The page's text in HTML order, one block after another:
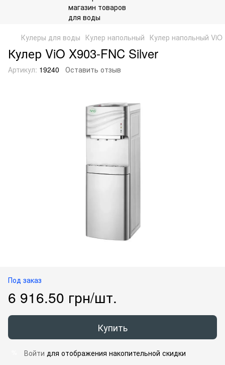
Кулеры для воды Кулер напольный Кулер напольный ViO
Кулер ViO X903-FNC Silver
Артикул: 19240 Оставить отзыв
Под заказ
6 916.50 грн/шт.
Купить
Войти для отображения накопительной скидки